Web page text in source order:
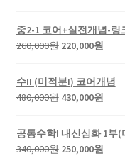
중2-1 코어+실전개념-
260,000원 220,000원
수II (미적분I) 코어개념
480,000원 430,000원
공통수학I 내신심화 1부
340,000원 250,000원